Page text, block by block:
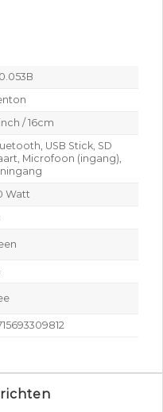
/ 16cm
USB Stick, SD
Microfoon (ingang),
Watt